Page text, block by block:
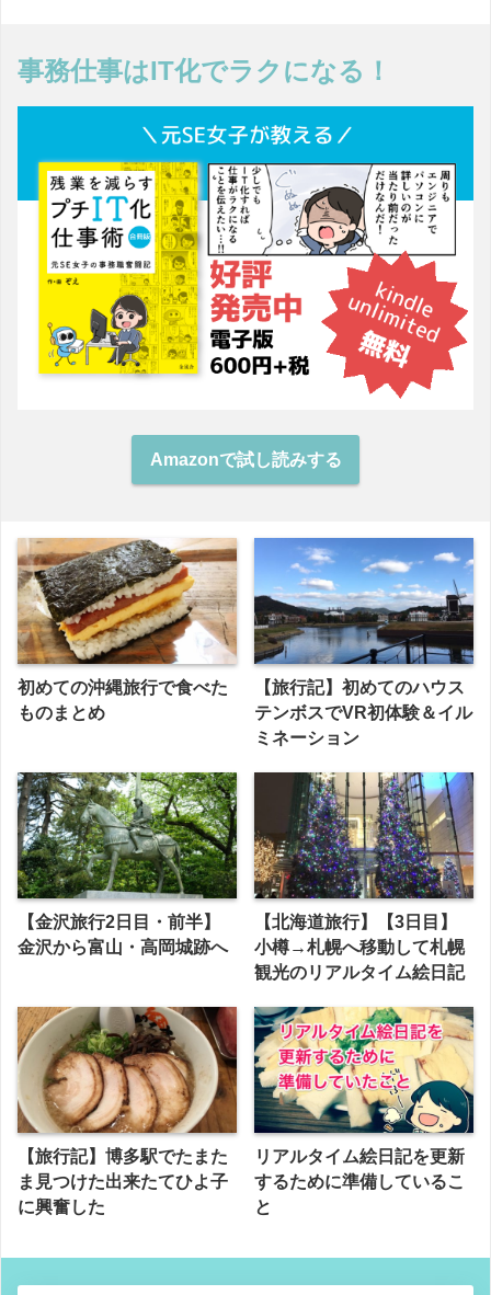
事務仕事はIT化でラクになる！
Amazonで試し読みする
初めての沖縄旅行で食べた
ものまとめ
【旅行記】初めてのハウス
テンボスでVR初体験＆イル
ミネーション
【金沢旅行2日目・前半】
金沢から富山・高岡城跡へ
【北海道旅行】【3日目】
小樽→札幌へ移動して札幌
観光のリアルタイム絵日記
【旅行記】博多駅でたまた
ま見つけた出来たてひよ子
に興奮した
リアルタイム絵日記を更新
するために準備しているこ
と